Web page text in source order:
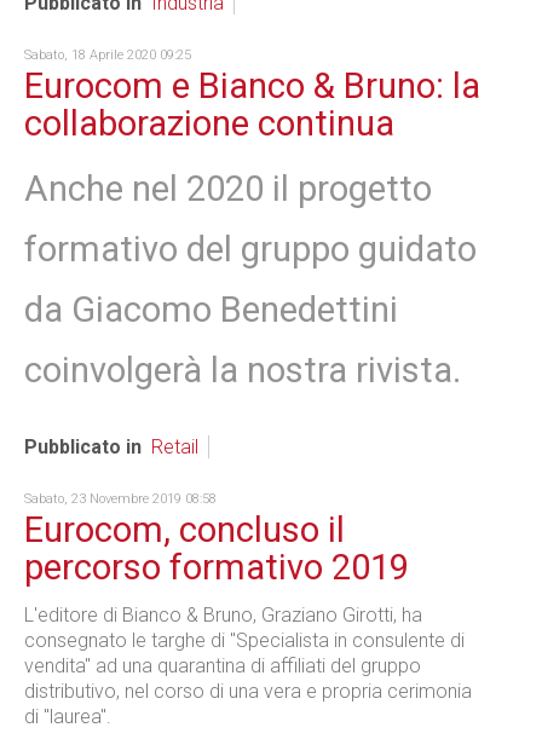
Sabato, 18 Aprile 2020 09:25
Eurocom e Bianco & Bruno: la
collaborazione continua
Anche nel 2020 il progetto
formativo del gruppo guidato
da Giacomo Benedettini
coinvolgerà la nostra rivista.
Pubblicato in Retail
Sabato, 23 Novembre 2019 08:58
Eurocom, concluso il
percorso formativo 2019
L'editore di Bianco & Bruno, Graziano Girotti, ha
consegnato le targhe di "Specialista in consulente di
vendita" ad una quarantina di affiliati del gruppo
distributivo, nel corso di una vera e propria cerimonia
di "laurea".